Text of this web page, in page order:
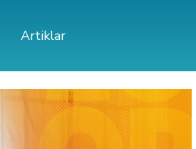
Artiklar